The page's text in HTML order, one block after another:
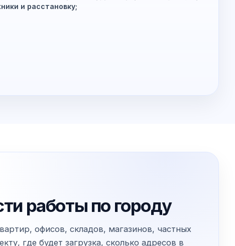
и расстановку;
работы по городу
офисов, складов, магазинов, частных
где будет загрузка, сколько адресов в